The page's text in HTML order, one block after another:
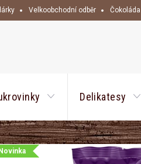
Velkoobchodní odběr
Delikatesy
Novinka